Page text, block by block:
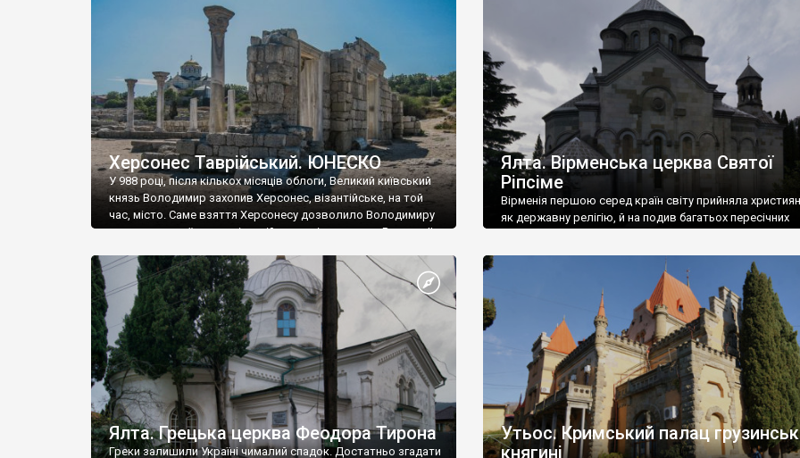
візантійської доби. Раритети викрадені з фондів об’єкту
культурної спадщини ЮНЕСКО «Херсонеса Таврійського».
Офіційно – на виставку «Золото Візантії», але експерти та
влада в Україні вважають це лише […]
називаються «повстяками» (postaki)…” “Вино. Крим
виробляє відмінне вино і його вдосталь: воно все
легке біле і дуже […]
Херсонес Таврійський. ЮНЕСКО
У 988 році, після кількох місяців облоги, Великий київський
князь Володимир захопив Херсонес, візантійське, на той
час, місто. Саме взяття Херсонесу дозволило Володимиру
диктувати свої умови візантійському імператору Василю ІІ,
Херсонесі Володимир-язичник, став Василем-
християнином. А потім було Хрещення Русі. На честь
Херсонесу Таврійського названо місто […]
Ялта. Вірменська церква Святої
Ріпсіме
Вірменія першою серед країн світу прийняла
як державну релігію, й на подив багатьох пересічних
Ялта. Грецька церква Феодора Тирона
Греки залишили Україні чималий спадок. Достатньо згадати
Утьос. Кримський палац
княгині